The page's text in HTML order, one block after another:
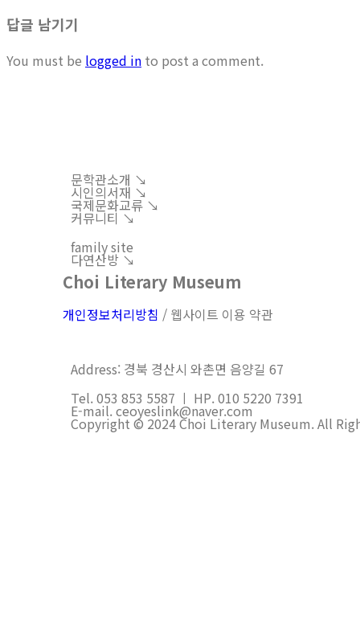
답글 남기기
You must be logged in to post a comment.
문학관소개 ↘︎
시인의서재 ↘︎
국제문화교류 ↘︎
커뮤니티 ↘︎
family site
다연산방 ↘︎
Choi Literary Museum
개인정보처리방침 / 웹사이트 이용 약관
Address: 경북 경산시 와촌면 음양길 67
Tel. 053 853 5587 ㅣ HP. 010 5220 7391
E-mail. ceoyeslink@naver.com
Copyright © 2024 Choi Literary Museum. All